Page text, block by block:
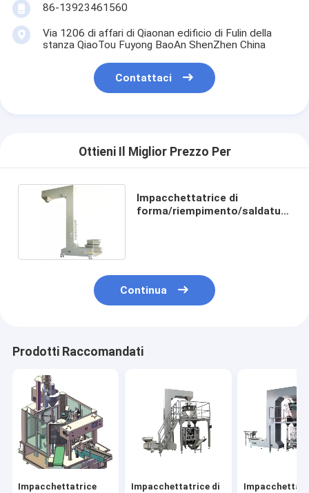
86-13923461560
Via 1206 di affari di Qiaonan edificio di Fulin della
stanza QiaoTou Fuyong BaoAn ShenZhen China
Contattaci
Ottieni Il Miglior Prezzo Per
Impacchettatrice di
forma/riempimento/saldatura
Continua
Prodotti Raccomandati
Impacchettatrice
Impacchettatrice di